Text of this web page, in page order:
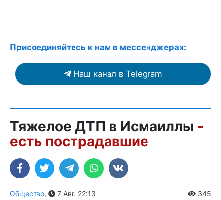
Присоединяйтесь к нам в мессенджерах:
Наш канал в Telegram
Тяжелое ДТП в Исмаиллы -
есть пострадавшие
Общество, 7 Авг. 22:13 345